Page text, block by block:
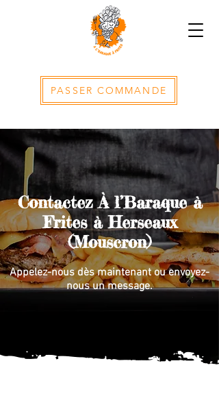
PASSER COMMANDE
Contactez À l’Baraque à
Frites à Herseaux
(Mouscron)
Appelez-nous dès maintenant ou envoyez-
nous un message.